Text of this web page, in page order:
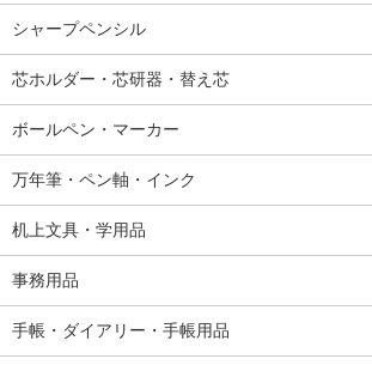
シャープペンシル
芯ホルダー・芯研器・替え芯
ボールペン・マーカー
万年筆・ペン軸・インク
机上文具・学用品
事務用品
手帳・ダイアリー・手帳用品